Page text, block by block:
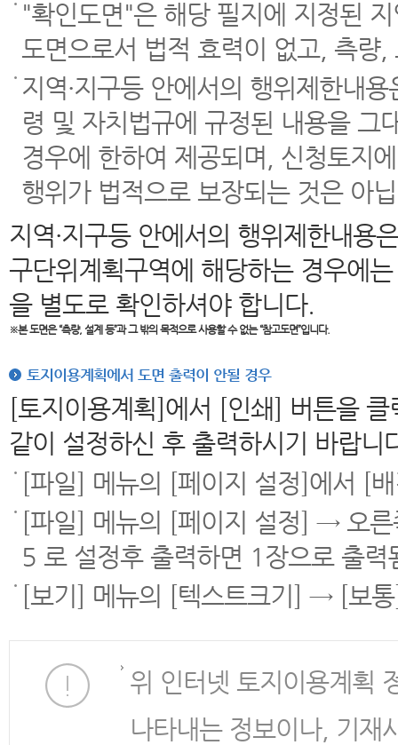
"확인도면"은 해당 필지에 지정된
도면으로서 법적 효력이 없고, 측량
지역·지구등 안에서의 행위제한내
령 및 자치법규에 규정된 내용을 그
경우에 한하여 제공되며, 신청토지
행위가 법적으로 보장되는 것은 아
지역·지구등 안에서의 행위제한내용
구단위계획구역에 해당하는 경우에
을 별도로 확인하셔야 합니다.
※본 도면은“측량, 설계 등”과 그 밖의 목적으로 사용할 수 없는 “참고도면”입니다.
토지이용계획에서 도면 출력이 안될 경우
[토지이용계획]에서 [인쇄] 버튼을
같이 설정하신 후 출력하시기 바랍니
[파일] 메뉴의 [페이지 설정]에서 [
[파일] 메뉴의 [페이지 설정] → 오
5 로 설정후 출력하면 1장으로 출력
[보기] 메뉴의 [텍스트크기] → [보
위 인터넷 토지이용계획
나타내는 정보이나, 기재